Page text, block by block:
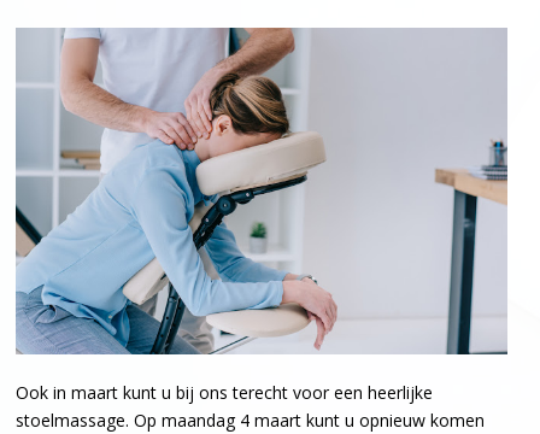
Ook in maart kunt u bij ons terecht voor een heerlijke
stoelmassage. Op maandag 4 maart kunt u opnieuw komen